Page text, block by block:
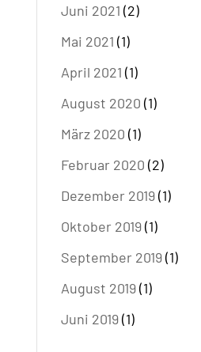
Juni 2021 (2)
Mai 2021 (1)
April 2021 (1)
August 2020 (1)
März 2020 (1)
Februar 2020 (2)
Dezember 2019(1)
Oktober 2019(1)
September 2019(1)
August 2019(1)
Juni 2019(1)